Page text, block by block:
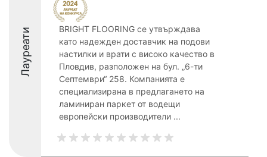
Лауреати
BRIGHT FLOORING се утвърждава
като надежден доставчик на подови
настилки и врати с високо качество в
Пловдив, разположен на бул. „6-ти
Септември“ 258. Компанията е
специализирана в предлагането на
ламиниран паркет от водещи
европейски производители ...